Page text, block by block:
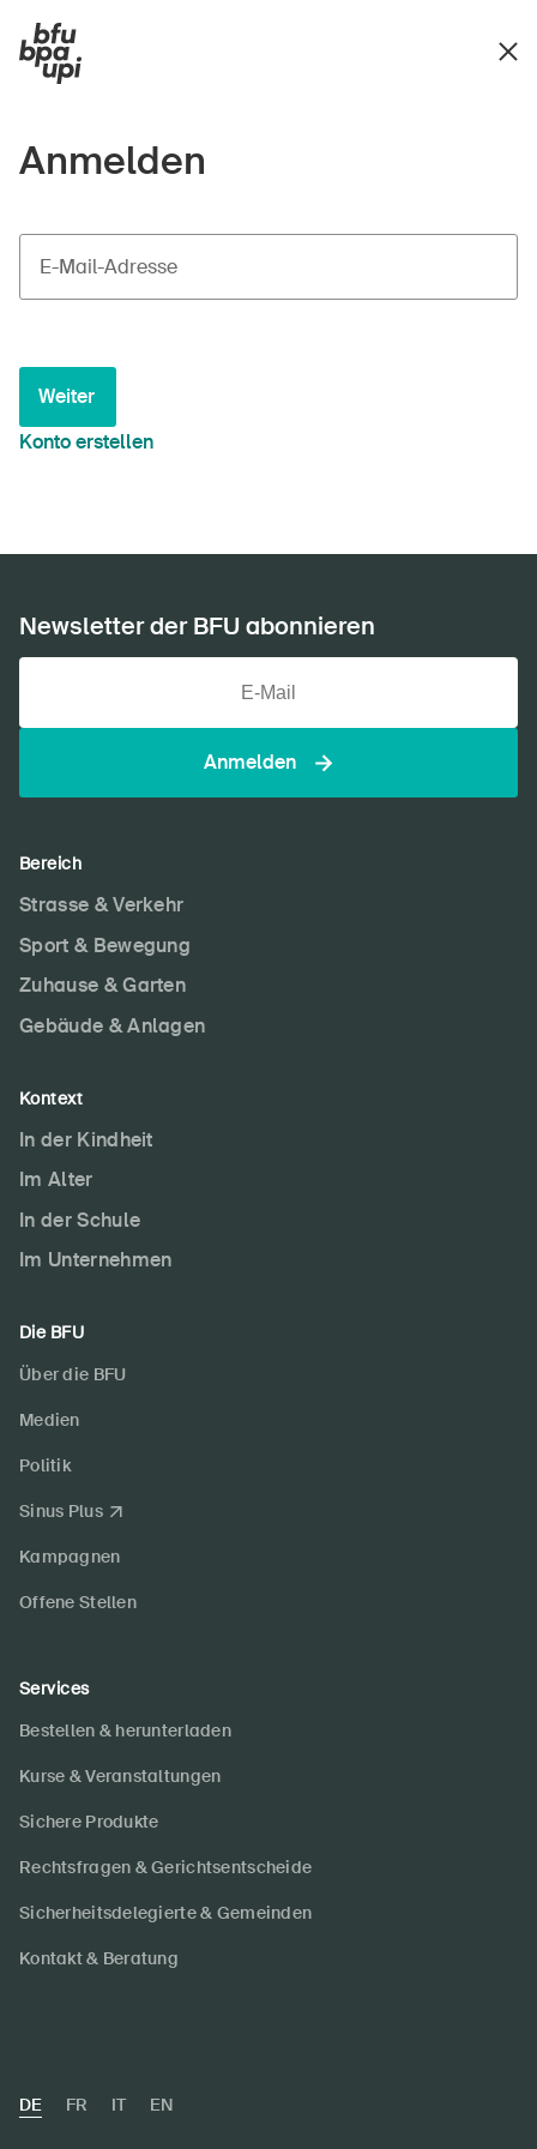
Anmelden
E-Mail-Adresse
Weiter
Konto erstellen
Newsletter der BFU abonnieren
Anmelden
Bereich
Strasse & Verkehr
Sport & Bewegung
Zuhause & Garten
Gebäude & Anlagen
Kontext
In der Kindheit
Im Alter
In der Schule
Im Unternehmen
Die BFU
Über die BFU
Medien
Politik
Sinus Plus
Kampagnen
Offene Stellen
Services
Bestellen & herunterladen
Kurse & Veranstaltungen
Sichere Produkte
Rechtsfragen & Gerichtsentscheide
Sicherheitsdelegierte & Gemeinden
Kontakt & Beratung
DE FR IT EN